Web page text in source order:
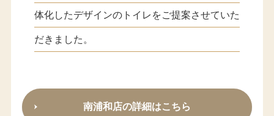
体化したデザインのトイレをご提案させていた
だきました。
南浦和店の詳細はこちら